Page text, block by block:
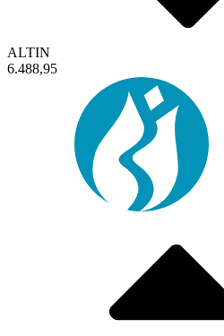
ALTIN
6.488,95